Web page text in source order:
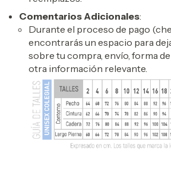
Comentarios Adicionales:
Durante el proceso de pago
encontrarás un espacio para
sobre tu compra, envío, forma
otra información relevante.